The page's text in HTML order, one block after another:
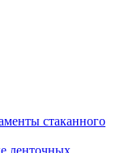
стаканного
ленточных